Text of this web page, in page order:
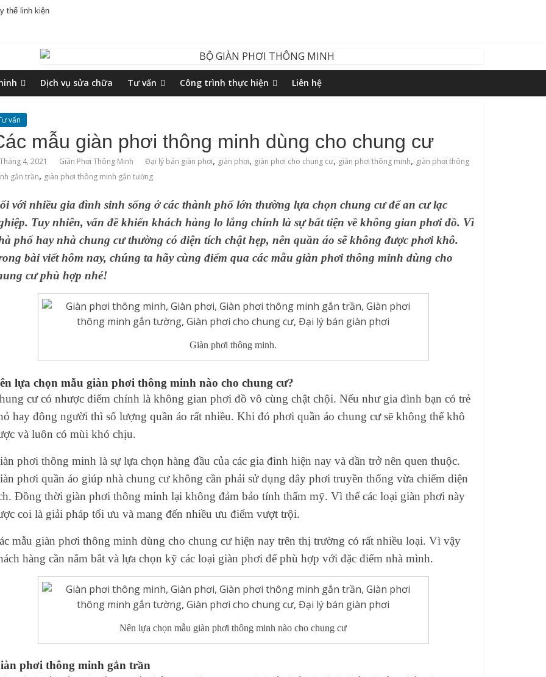
thế linh kiện
Dịch vụ sửa chữa Tư vấn Công trình thực hiện Liên hệ
vấn
mẫu giàn phơi thông minh dùng cho chung cư
4, 2021 Giàn Phơi Thông Minh Đại lý bán giàn phơi, giàn phơi, giàn phơi cho chung cư, ‌giàn‌ ‌phơi‌ ‌thông‌ ‌minh, giàn phơi thông
gắn trần, giàn phơi thông minh gắn tường
với nhiều gia đình sinh sống ở các thành phố lớn thường lựa chọn chung cư để an cư lạc
Tuy nhiên, vấn đề khiến khách hàng lo lắng chính là sự bất tiện về khônggian phơi đồ. Vì
phốhaynhà chung cưthường có diện tích chật hẹp, nênquần áo sẽ không được phơi khô.
bài viết hôm nay, chúng ta hãy cùng điểm qua các mẫu giàn phơi thông minh dùng cho
cưphù hợp nhé!
Giàn phơi thông minh.
lựa chọn mẫu giàn phơi thông minh nào chochung cư?
cưcó nhược điểm chính làkhông gian phơi đồ vô cùng chật chội. Nếu như gia đình bạn có trẻ
hay đông người thì số lượngquần áo rất nhiều. Khi đó phơi quần áo chung cư sẽ không thể khô
và luôn có mùi khó chịu.
phơi thông minh là sự lựa chọn hàng đầu của các gia đình hiện nay và dần trở nên quen thuộc.
phơi quần áo giúp nhà chung cư không cần phải sử dụng dây phơi truyền thống vừa chiếm diện
Đồng thời giàn phơi thông minh lại không đảm bảo tính thẩm mỹ. Vì thế các loại giàn phơi này
coi là giải pháp tối ưu và mang đến nhiều ưu điểm vượt trội.
mẫu giàn phơi thông minhdùng chochung cưhiện nay trên thị trường có rất nhiều loại. Vì vậy
hàng cần nắm bắt và lựa chọn kỹ các loại giàn phơi để phù hợp với đặc điểm nhà mình.
Nên lựa chọn mẫu giàn phơi thông minh nào cho chung cư
phơi thông minh gắn trần